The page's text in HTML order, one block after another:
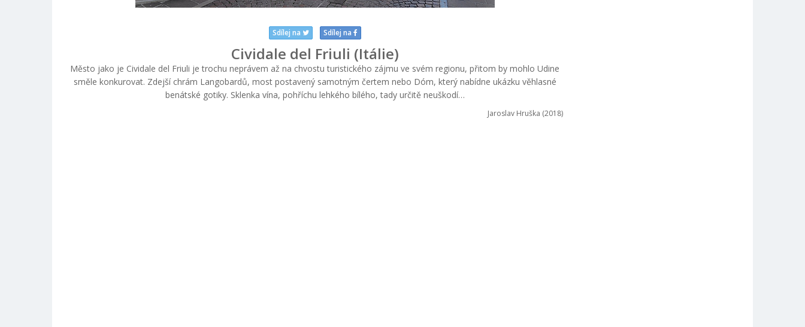
Sdílej na Sdílej na
Cividale del Friuli (Itálie)
Město jako je Cividale del Friuli je trochu neprávem až na chvostu turistického zájmu ve svém regionu, přitom by mohlo Udine
směle konkurovat. Zdejší chrám Langobardů, most postavený samotným čertem nebo Dóm, který nabídne ukázku věhlasné
benátské gotiky. Sklenka vína, pohříchu lehkého bílého, tady určitě neuškodí…
Jaroslav Hruška (2018)